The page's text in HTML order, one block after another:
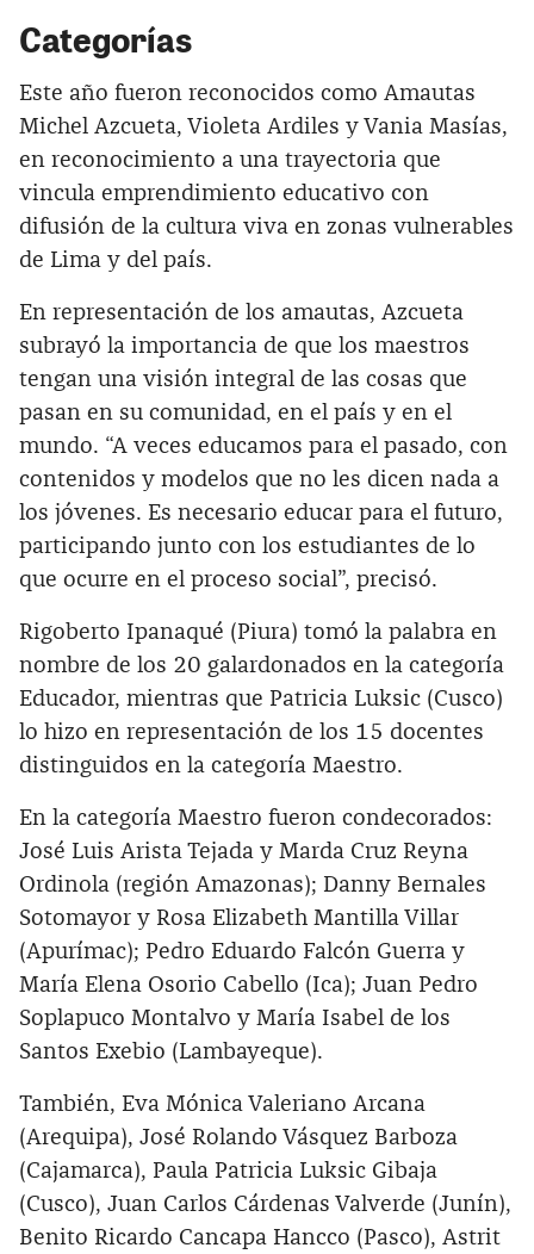
Categorías
Este año fueron reconocidos como Amautas
Michel Azcueta, Violeta Ardiles y Vania Masías,
en reconocimiento a una trayectoria que
vincula emprendimiento educativo con
difusión de la cultura viva en zonas vulnerables
de Lima y del país.
En representación de los amautas, Azcueta
subrayó la importancia de que los maestros
tengan una visión integral de las cosas que
pasan en su comunidad, en el país y en el
mundo. “A veces educamos para el pasado, con
contenidos y modelos que no les dicen nada a
los jóvenes. Es necesario educar para el futuro,
participando junto con los estudiantes de lo
que ocurre en el proceso social”, precisó.
Rigoberto Ipanaqué (Piura) tomó la palabra en
nombre de los 20 galardonados en la categoría
Educador, mientras que Patricia Luksic (Cusco)
lo hizo en representación de los 15 docentes
distinguidos en la categoría Maestro.
En la categoría Maestro fueron condecorados:
José Luis Arista Tejada y Marda Cruz Reyna
Ordinola (región Amazonas); Danny Bernales
Sotomayor y Rosa Elizabeth Mantilla Villar
(Apurímac); Pedro Eduardo Falcón Guerra y
María Elena Osorio Cabello (Ica); Juan Pedro
Soplapuco Montalvo y María Isabel de los
Santos Exebio (Lambayeque).
También, Eva Mónica Valeriano Arcana
(Arequipa), José Rolando Vásquez Barboza
(Cajamarca), Paula Patricia Luksic Gibaja
(Cusco), Juan Carlos Cárdenas Valverde (Junín),
Benito Ricardo Cancapa Hancco (Pasco), Astrit